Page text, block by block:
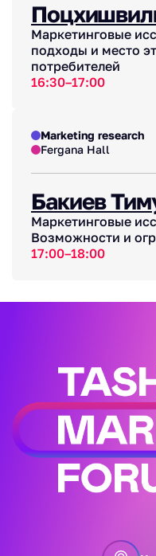
Маркетинговые
подходы и место
потребителей
16:30–17:00
Marketing research
Fergana Hall
Бакиев
Маркетинговые
Возможности и
17:00–18:00